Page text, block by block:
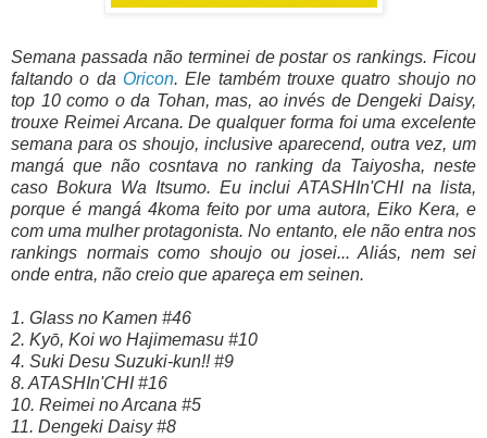
Semana passada não terminei de postar os rankings. Ficou
faltando o da Oricon. Ele também trouxe quatro shoujo no
top 10 como o da Tohan, mas, ao invés de Dengeki Daisy,
trouxe Reimei Arcana. De qualquer forma foi uma excelente
semana para os shoujo, inclusive aparecend, outra vez, um
mangá que não cosntava no ranking da Taiyosha, neste
caso Bokura Wa Itsumo. Eu inclui ATASHIn'CHI na lista,
porque é mangá 4koma feito por uma autora, Eiko Kera, e
com uma mulher protagonista. No entanto, ele não entra nos
rankings normais como shoujo ou josei... Aliás, nem sei
onde entra, não creio que apareça em seinen.
1. Glass no Kamen #46
2. Kyō, Koi wo Hajimemasu #10
4. Suki Desu Suzuki-kun!! #9
8. ATASHIn'CHI #16
10. Reimei no Arcana #5
11. Dengeki Daisy #8